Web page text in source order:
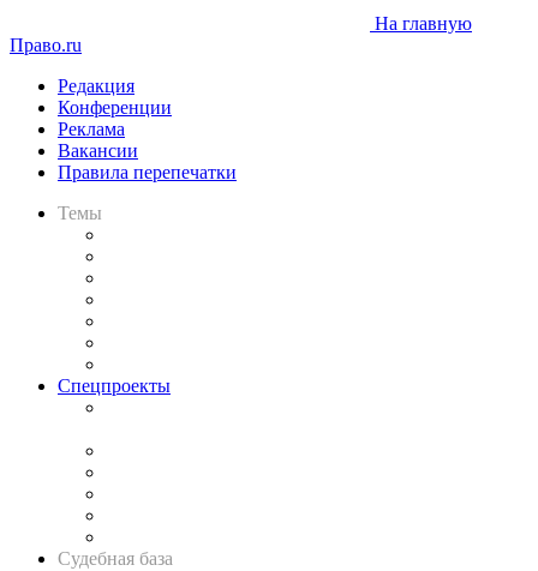
На главную
Право.ru
Редакция
Конференции
Реклама
Вакансии
Правила перепечатки
Темы
Спецпроекты
Судебная база